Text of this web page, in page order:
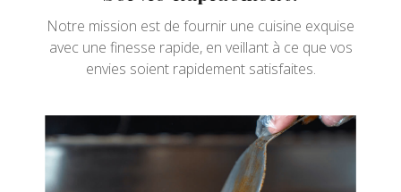
Notre mission est de fournir une cuisine exquise
avec une finesse rapide, en veillant à ce que vos
envies soient rapidement satisfaites.